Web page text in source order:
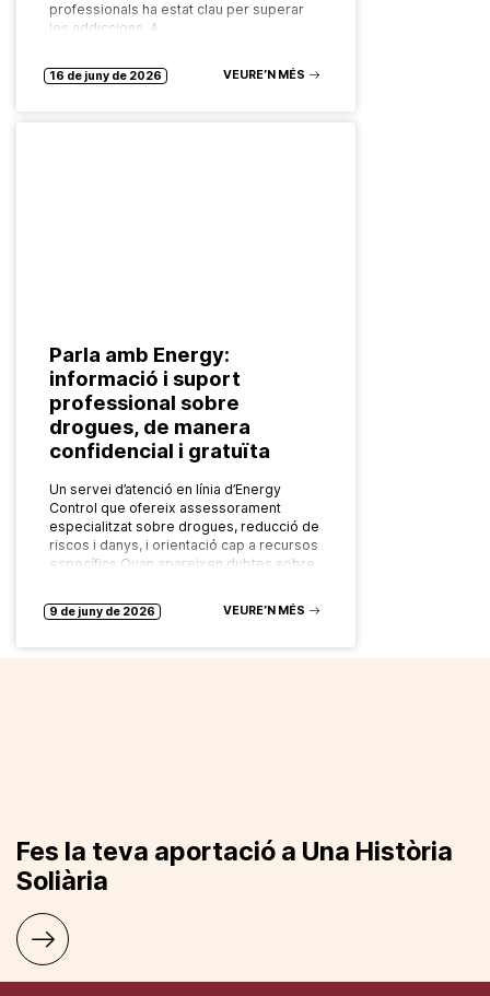
professionals ha estat clau per superar
les addiccions. A…
16 de juny de 2026 VEURE’N MÉS
Parla amb Energy:
informació i suport
professional sobre
drogues, de manera
confidencial i gratuïta
Un servei d’atenció en línia d’Energy
Control que ofereix assessorament
especialitzat sobre drogues, reducció de
riscos i danys, i orientació cap a recursos
específics Quan apareixen dubtes sobre
9 de juny de 2026 VEURE’N MÉS
Fes la teva aportació a Una Història
Soliària